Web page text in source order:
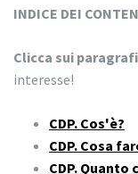
INDICE DEI
Clicca sui paragrafi
interesse!
CDP. Cos'è?
CDP. Cosa
CDP.